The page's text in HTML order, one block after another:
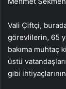
Vali Çiftçi,
görevlilerin, 65
bakıma
üstü
gibi